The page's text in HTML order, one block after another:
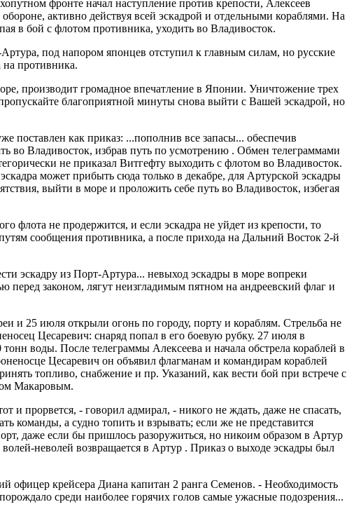
фронте начал наступление против крепости, Алексеев
активно действуя всей эскадрой и отдельными кораблями. На
в бой с флотом противника, уходить во Владивосток.
под напором японцев отступил к главным силам, но русские
противника.
производит громадное впечатление в Японии. Уничтожение трех
благоприятной минуты снова выйти с Вашей эскадрой, но
как приказ: ...пополнив все запасы... обеспечив
во Владивосток, избрав путь по усмотрению . Обмен телеграммами
не приказал Витгефту выходить с флотом во Владивосток.
может прибыть сюда только в декабре, для Артурской эскадры
выйти в море и проложить себе путь во Владивосток, избегая
флота не продержится, и если эскадра не уйдет из крепости, то
сообщения противника, а после прихода на Дальний Восток 2-й
эскадру из Порт-Артура... невыход эскадры в море вопреки
перед законом, лягут неизгладимым пятном на андреевский флаг и
и 25 июля открыли огонь по городу, порту и кораблям. Стрельба не
Цесаревич: снаряд попал в его боевую рубку. 27 июля в
воды. После телеграммы Алексеева и начала обстрела кораблей в
Цесаревич он объявил флагманам и командирам кораблей
топливо, снабжение и пр. Указаний, как вести бой при встрече с
Макаровым.
прорвется, - говорил адмирал, - никого не ждать, даже не спасать,
команды, а судно топить и взрывать; если же не представится
даже если бы пришлось разоружиться, но никоим образом в Артур
неволей возвращается в Артур . Приказ о выходе эскадры был
офицер крейсера Диана капитан 2 ранга Семенов. - Необходимость
среди наиболее горячих голов самые ужасные подозрения...